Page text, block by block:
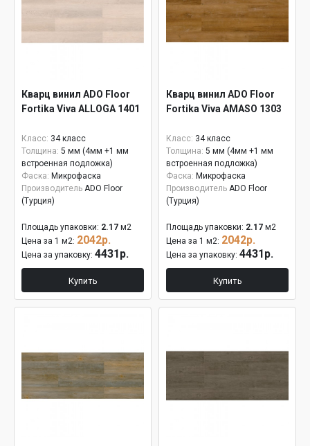
Кварц винил ADO Floor
Fortika Viva ALLOGA 1401
Класс: 34 класс
Толщина: 5 мм (4мм +1 мм
встроенная подложка)
Фаска: Микрофаска
Производитель ADO Floor
(Турция)
Площадь упаковки: 2.17 м2
Цена за 1 м2: 2042р.
Цена за упаковку: 4431р.
Купить
Кварц винил ADO Floor
Fortika Viva AMASO 1303
Класс: 34 класс
Толщина: 5 мм (4мм +1 мм
встроенная подложка)
Фаска: Микрофаска
Производитель ADO Floor
(Турция)
Площадь упаковки: 2.17 м2
Цена за 1 м2: 2042р.
Цена за упаковку: 4431р.
Купить